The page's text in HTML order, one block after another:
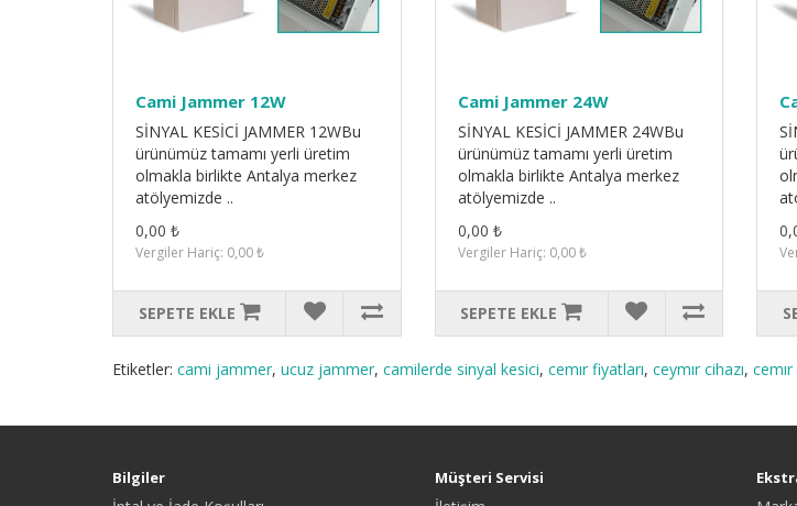
Cami Jammer 12W
SİNYAL KESİCİ JAMMER 12WBu
ürünümüz tamamı yerli üretim
olmakla birlikte Antalya merkez
atölyemizde ..
0,00 ₺
Vergiler Hariç: 0,00 ₺
SEPETE EKLE
Cami Jammer 24W
SİNYAL KESİCİ JAMMER 24WBu
ürünümüz tamamı yerli üretim
olmakla birlikte Antalya merkez
atölyemizde ..
0,00 ₺
Vergiler Hariç: 0,00 ₺
SEPETE EKLE
Etiketler: cami jammer, ucuz jammer, camilerde sinyal kesici, cemır fiyatları, ceymır cihazı,
Bilgiler Müşteri Servisi